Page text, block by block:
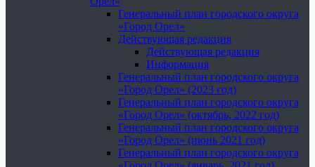
Генеральный план городского округа
«Город Орел»
Действующая редакция
Действующая редакция
Информация
Генеральный план городского округа
«Город Орел» (2023 год)
Генеральный план городского округа
«Город Орел» (октябрь, 2022 год)
Генеральный план городского округа
«Город Орел» (июнь 2021 год)
Генеральный план городского округа